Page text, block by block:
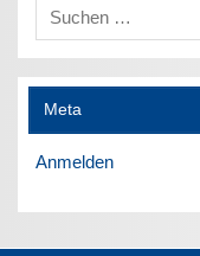
Meta
Anmelden